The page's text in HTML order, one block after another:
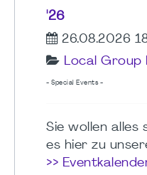
'26
26.08.2026
Local Group
- Special Events -
Sie wollen alles
es hier zu
>>